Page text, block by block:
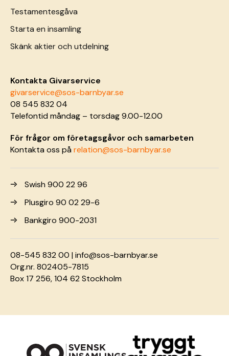
Testamentesgåva
Starta en insamling
Skänk aktier och utdelning
Kontakta Givarservice
givarservice@sos-barnbyar.se
08 545 832 04
Telefontid måndag – torsdag 9.00-12.00
För frågor om företagsgåvor och samarbeten
Kontakta oss pårelation@sos-barnbyar.se
Swish 900 22 96
Plusgiro 90 02 29-6
Bankgiro 900-2031
08-545 832 00 |info@sos-barnbyar.se
Org.nr. 802405-7815
Box 17 256, 104 62 Stockholm